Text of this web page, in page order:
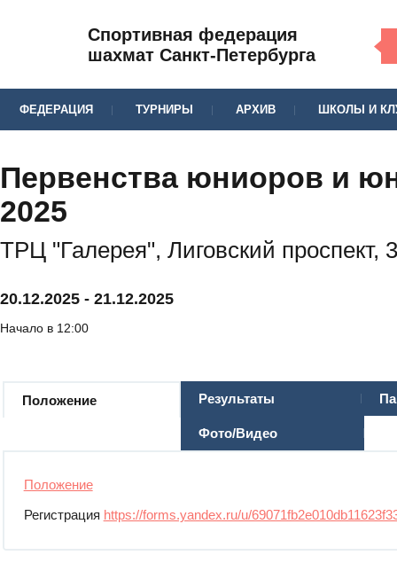
Спортивная федерация
шахмат Санкт-Петербурга
ФЕДЕРАЦИЯ ТУРНИРЫ АРХИВ ШКОЛЫ И
Первенства юниоров и
2025
ТРЦ "Галерея", Лиговский проспект,
20.12.2025 - 21.12.2025
Начало в 12:00
Положение Результаты
Фото/Видео
Положение
Регистрация https://forms.yandex.ru/u/